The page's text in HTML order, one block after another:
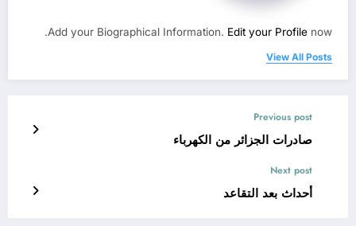
Add your Biographical Information. Edit your Profile now.
View All Posts
Previous post
صادرات الجزائر من الكهرباء
Next post
أحداث بعد التقاعد